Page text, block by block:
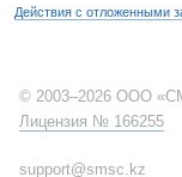
Действия с отложенными
© 2003–2026 ООО
Лицензия № 166255
support@smsc.kz